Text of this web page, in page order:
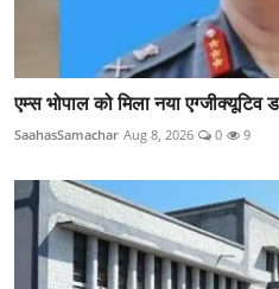
एम्स भोपाल को मिला नया एग्जीक्यूटिव
SaahasSamachar Aug 8, 2026 0 9